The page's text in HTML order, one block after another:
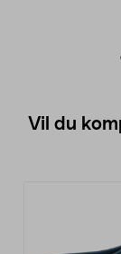
Vil du